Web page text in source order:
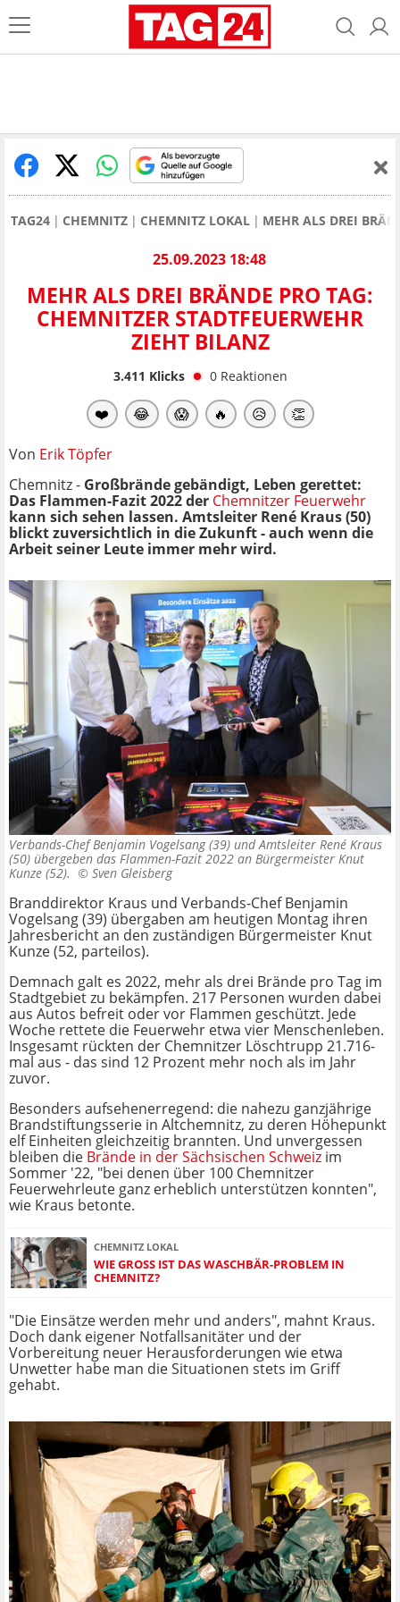
TAG24 CHEMNITZ CHEMNITZ LOKAL MEHR ALS DREI
25.09.2023 18:48
MEHR ALS DREI BRÄNDE PRO TAG:
CHEMNITZER STADTFEUERWEHR
ZIEHT BILANZ
3.411 Klicks 0 Reaktionen
❤️ 😂 😱 🔥 😥 👏
Von Erik Töpfer
Chemnitz - Großbrände gebändigt, Leben gerettet:
Das Flammen-Fazit 2022 der Chemnitzer Feuerwehr
kann sich sehen lassen. Amtsleiter René Kraus (50)
blickt zuversichtlich in die Zukunft - auch wenn die
Arbeit seiner Leute immer mehr wird.
Verbands-Chef Benjamin Vogelsang (39) und Amtsleiter René Kraus
(50) übergeben das Flammen-Fazit 2022 an Bürgermeister Knut
Kunze (52). © Sven Gleisberg
Branddirektor Kraus und Verbands-Chef Benjamin
Vogelsang (39) übergaben am heutigen Montag ihren
Jahresbericht an den zuständigen Bürgermeister Knut
Kunze (52, parteilos).
Demnach galt es 2022, mehr als drei Brände pro Tag im
Stadtgebiet zu bekämpfen. 217 Personen wurden dabei
aus Autos befreit oder vor Flammen geschützt. Jede
Woche rettete die Feuerwehr etwa vier Menschenleben.
Insgesamt rückten der Chemnitzer Löschtrupp 21.716-
mal aus - das sind 12 Prozent mehr noch als im Jahr
zuvor.
Besonders aufsehenerregend: die nahezu ganzjährige
Brandstiftungsserie in Altchemnitz, zu deren Höhepunkt
elf Einheiten gleichzeitig brannten. Und unvergessen
bleiben die Brände in der Sächsischen Schweiz im
Sommer '22, "bei denen über 100 Chemnitzer
Feuerwehrleute ganz erheblich unterstützen konnten",
wie Kraus betonte.
CHEMNITZ LOKAL
WIE GROSS IST DAS WASCHBÄR-PROBLEM IN C
HEMNITZ?
"Die Einsätze werden mehr und anders", mahnt Kraus.
Doch dank eigener Notfallsanitäter und der
Vorbereitung neuer Herausforderungen wie etwa
Unwetter habe man die Situationen stets im Griff
gehabt.